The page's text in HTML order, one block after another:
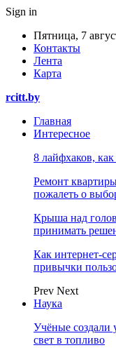
Sign in
Пятница, 7
Контакты
Лента
Карта
rcitt.by
Главная
Интересное
8 лайфхаков,
Ремонт
пожалеть о
Крыша над
принимать
Как интернет-
привычки
Prev Next
Наука
Учёные создали
свет в топливо